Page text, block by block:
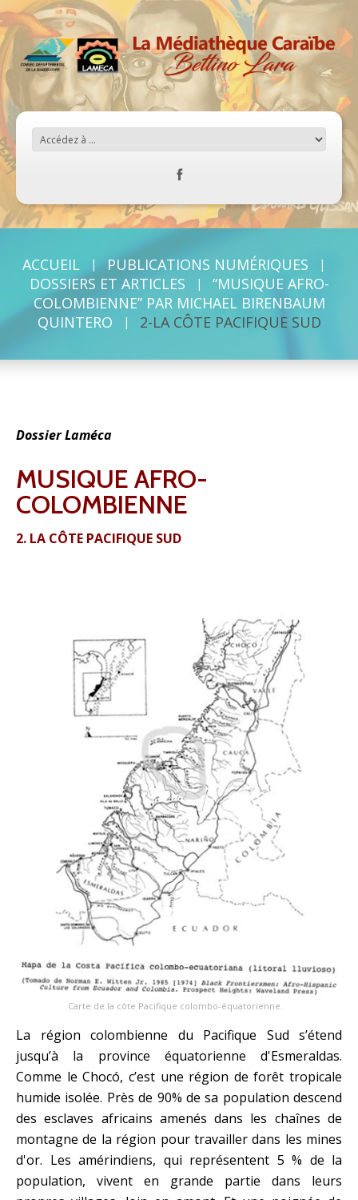
ACCUEIL
PUBLICATIONS NUMÉRIQUES
DOSSIERS ET ARTICLES
“MUSIQUE AFRO-
COLOMBIENNE” PAR MICHAEL BIRENBAUM
QUINTERO
2-LA CÔTE PACIFIQUE SUD
Dossier Laméca
MUSIQUE AFRO-
COLOMBIENNE
2. LA CÔTE PACIFIQUE SUD
Carte de la côte Pacifique colombo-équatorienne.
La région colombienne du Pacifique Sud s’étend
jusqu’à la province équatorienne d'Esmeraldas.
Comme le Chocó, c’est une région de forêt tropicale
humide isolée. Près de 90% de sa population descend
des esclaves africains amenés dans les chaînes de
montagne de la région pour travailler dans les mines
d'or. Les amérindiens, qui représentent 5 % de la
population, vivent en grande partie dans leurs